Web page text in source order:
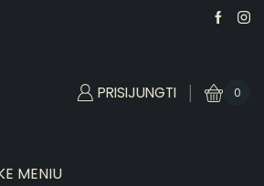
PRISIJUNGTI 0
MENIU